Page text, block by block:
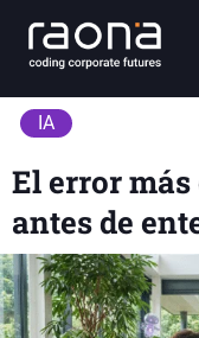
IA
El error
antes de